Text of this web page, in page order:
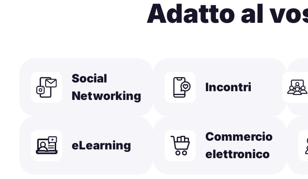
Adatto al
Social
Networking
Incontri
eLearning
Commercio
elettronico